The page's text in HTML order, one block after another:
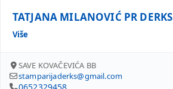
TATJANA MILANOVIĆ PR DERKS
Više
SAVE KOVAČEVIĆA BB
stamparijaderks@gmail.com